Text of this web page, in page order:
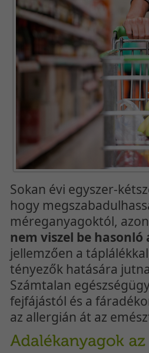
Sokan évi egyszer-
hogy
méreganyagoktól,
nem viszel be
jellemzően a
tényezők hatására
Számtalan
fejfájástól és a
az allergián át az